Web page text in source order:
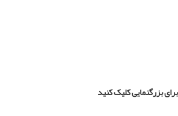
برای بزرگنمایی کلیک کنید